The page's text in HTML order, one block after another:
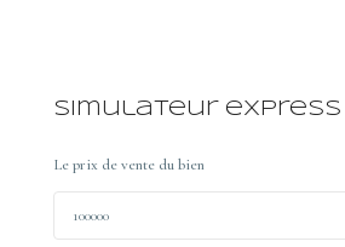
Simulateur express
Le prix de vente du bien